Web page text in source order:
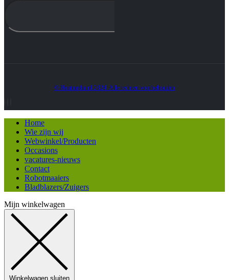
© Heatmedia.nl 2024. Alle rechten voorbehouden
Home
Wie zijn wij
Webwinkel/Producten
Occasions
vacatures-nieuws
Contact
Robotmaaiers
Bladblazers/Zuigers
Mijn winkelwagen
Winkelwagen sluiten